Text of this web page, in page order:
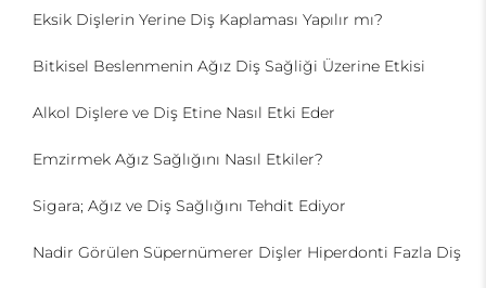
Eksik Dişlerin Yerine Diş Kaplaması Yapılır mı?
Bitkisel Beslenmenin Ağız Diş Sağliği Üzerine Etkisi
Alkol Dişlere ve Diş Etine Nasıl Etki Eder
Emzirmek Ağız Sağlığını Nasıl Etkiler?
Sigara; Ağız ve Diş Sağlığını Tehdit Ediyor
Nadir Görülen Süpernümerer Dişler Hiperdonti Fazla Diş